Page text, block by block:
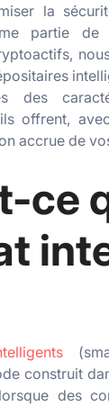
la
partie
des
offrent,
accrue de
ce
construit
des